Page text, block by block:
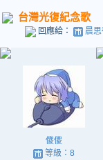
台灣光復紀念歌
回應給： 晨
傻傻
等級：8